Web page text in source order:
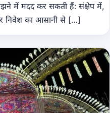
में मदद कर सकती हैं: संक्षेप में,
निवेश का आसानी से […]